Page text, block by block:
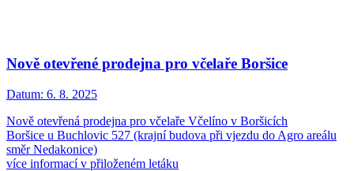
Nově otevřené prodejna pro včelaře Boršice
Datum: 6. 8. 2025
Nově otevřená prodejna pro včelaře Včelíno v Boršicích
Boršice u Buchlovic 527 (krajní budova při vjezdu do Agro areálu
směr Nedakonice)
více informací v přiloženém letáku